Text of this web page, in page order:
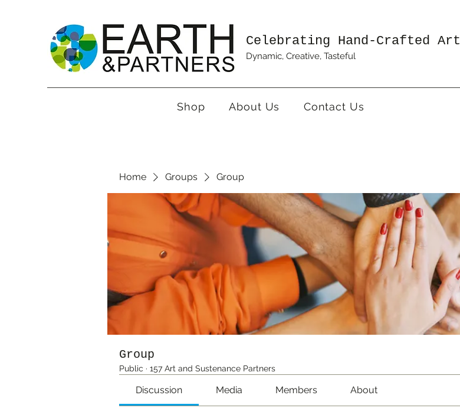
Celebrating Hand-Crafted Art
Dynamic, Creative, Tasteful
Shop About Us Contact Us
Home Groups Group
Group
Public · 157 Art and Sustenance Partners
Discussion Media Members About